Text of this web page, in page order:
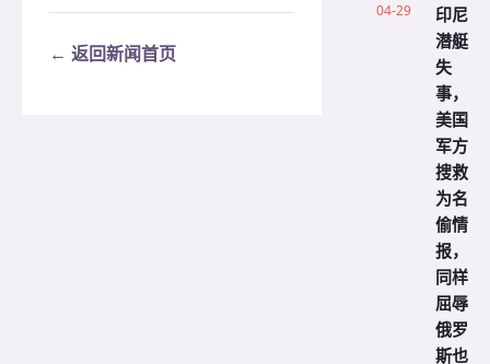
← 返回新闻首页
04-29
印尼
潜艇
失
事，
美国
军方
搜救
为名
偷情
报，
同样
屈辱
俄罗
斯也